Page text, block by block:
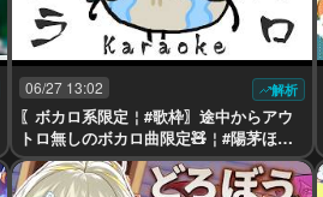
06/27 13:02 解析
〖ボカロ系限定￤#歌枠〗途中からアウ
トロ無しのボカロ曲限定🧸￤#陽茅ほか
ほか￤#UniVIRTUAL #Vtuber